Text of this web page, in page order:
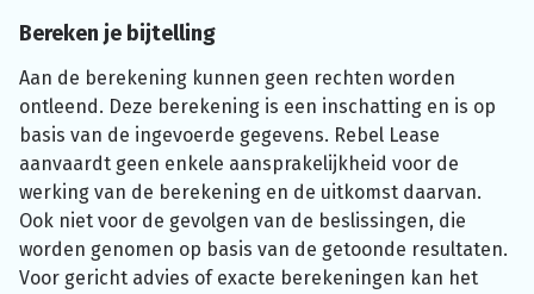
Bereken je bijtelling
Aan de berekening kunnen geen rechten worden
ontleend. Deze berekening is een inschatting en is op
basis van de ingevoerde gegevens. Rebel Lease
aanvaardt geen enkele aansprakelijkheid voor de
werking van de berekening en de uitkomst daarvan.
Ook niet voor de gevolgen van de beslissingen, die
worden genomen op basis van de getoonde resultaten.
Voor gericht advies of exacte berekeningen kan het